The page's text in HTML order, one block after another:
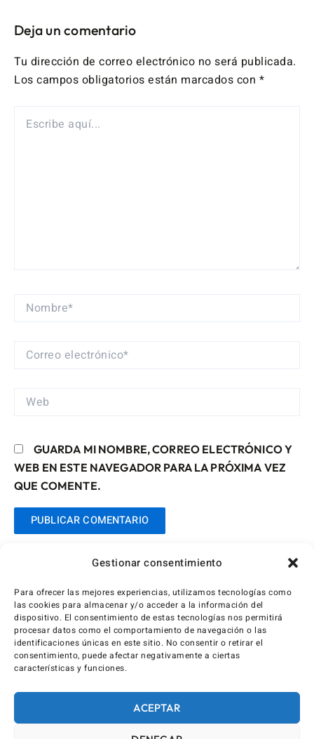
Gestionar consentimiento
Para ofrecer las mejores experiencias, utilizamos tecnologías como
las cookies para almacenar y/o acceder a la información del
dispositivo. El consentimiento de estas tecnologías nos permitirá
procesar datos como el comportamiento de navegación o las
identificaciones únicas en este sitio. No consentir o retirar el
consentimiento, puede afectar negativamente a ciertas
características y funciones.
ACEPTAR
Deja un comentario
Tu dirección de correo electrónico no será publicada.
Los campos obligatorios están marcados con *
AQUÍ...
NOMBRE*
CORREO
WEB
GUARDA MI NOMBRE, CORREO ELECTRÓNICO Y
WEB EN ESTE NAVEGADOR PARA LA PRÓXIMA VEZ
QUE COMENTE.